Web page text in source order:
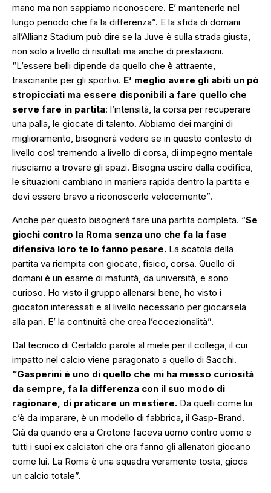
mano ma non sappiamo riconoscere. E’ mantenerle nel
lungo periodo che fa la differenza”. E la sfida di domani
all’Allianz Stadium può dire se la Juve è sulla strada giusta,
non solo a livello di risultati ma anche di prestazioni.
“L’essere belli dipende da quello che è attraente,
trascinante per gli sportivi. E’ meglio avere gli abiti un pò
stropicciati ma essere disponibili a fare quello che
serve fare in partita: l’intensità, la corsa per recuperare
una palla, le giocate di talento. Abbiamo dei margini di
miglioramento, bisognerà vedere se in questo contesto di
livello così tremendo a livello di corsa, di impegno mentale
riusciamo a trovare gli spazi. Bisogna uscire dalla codifica,
le situazioni cambiano in maniera rapida dentro la partita e
devi essere bravo a riconoscerle velocemente”.
Anche per questo bisognerà fare una partita completa. “Se
giochi contro la Roma senza uno che fa la fase
difensiva loro te lo fanno pesare. La scatola della
partita va riempita con giocate, fisico, corsa. Quello di
domani è un esame di maturità, da università, e sono
curioso. Ho visto il gruppo allenarsi bene, ho visto i
giocatori interessati e al livello necessario per giocarsela
alla pari. E’ la continuità che crea l’eccezionalità”.
Dal tecnico di Certaldo parole al miele per il collega, il cui
impatto nel calcio viene paragonato a quello di Sacchi.
“Gasperini è uno di quello che mi ha messo curiosità
da sempre, fa la differenza con il suo modo di
ragionare, di praticare un mestiere. Da quelli come lui
c’è da imparare, è un modello di fabbrica, il Gasp-Brand.
Già da quando era a Crotone faceva uomo contro uomo e
tutti i suoi ex calciatori che ora fanno gli allenatori giocano
come lui. La Roma è una squadra veramente tosta, gioca
un calcio totale”.